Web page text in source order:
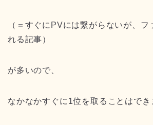
（＝すぐにPVには繋がらないが、フ
れる記事）
が多いので、
なかなかすぐに1位を取ることはでき